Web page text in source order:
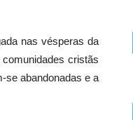
nas vésperas da
cristãs
se abandonadas e a